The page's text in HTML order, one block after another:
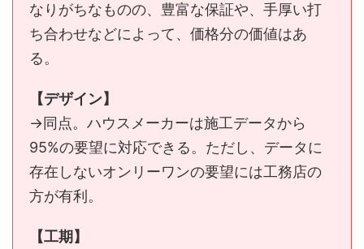
なりがちなものの、豊富な保証や、手厚い打
ち合わせなどによって、価格分の価値はあ
る。
【デザイン】
→同点。ハウスメーカーは施工データから
95%の要望に対応できる。ただし、データに
存在しないオンリーワンの要望には工務店の
方が有利。
【工期】